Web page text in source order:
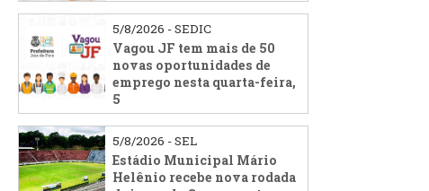
5/8/2026 - SEDIC
Vagou JF tem mais de 50
novas oportunidades de
emprego nesta quarta-feira,
5
5/8/2026 - SEL
Estádio Municipal Mário
Helênio recebe nova rodada